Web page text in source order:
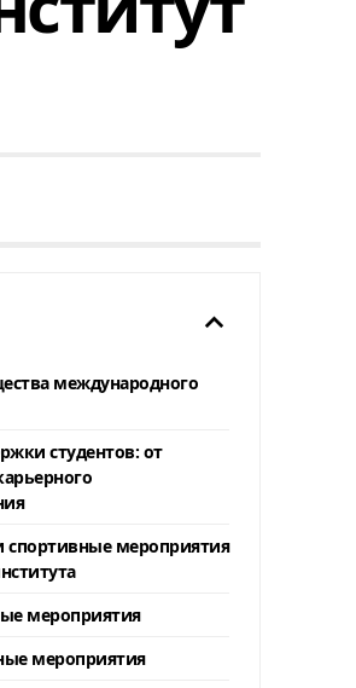
международного
студентов: от
спортивные мероприятия
мероприятия
мероприятия